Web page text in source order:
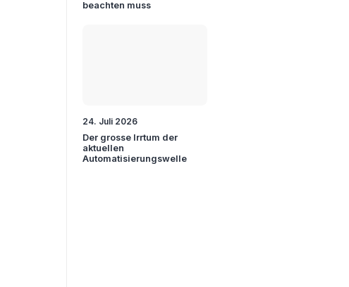
beachten muss
24. Juli 2026
Der grosse Irrtum der
aktuellen
Automatisierungswelle